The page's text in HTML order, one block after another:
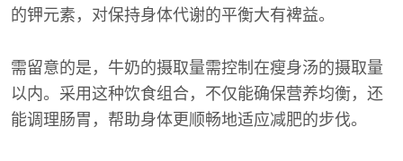
的钾元素，对保持身体代谢的平衡大有裨益。
需留意的是，牛奶的摄取量需控制在瘦身汤的摄取量
以内。采用这种饮食组合，不仅能确保营养均衡，还
能调理肠胃，帮助身体更顺畅地适应减肥的步伐。